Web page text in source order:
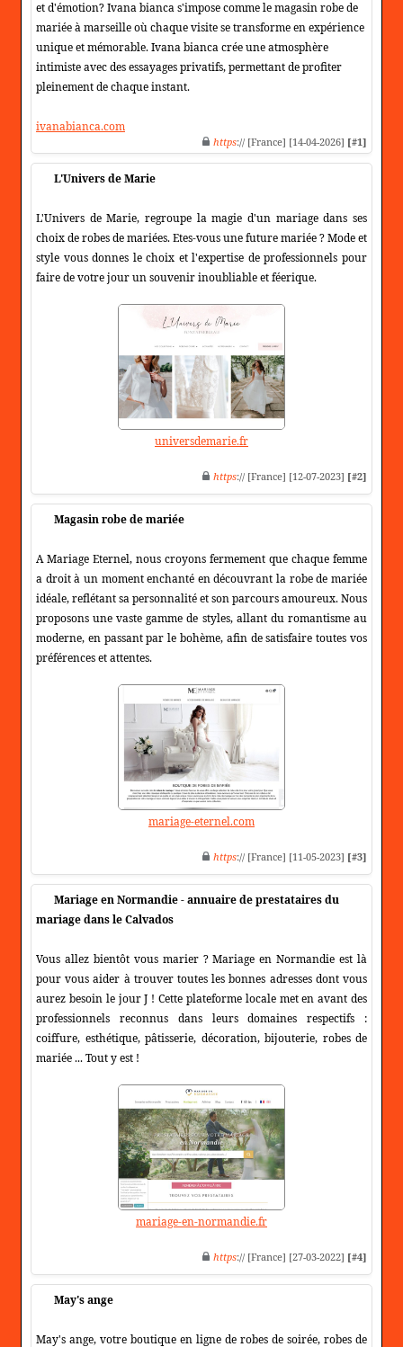
et d'émotion? Ivana bianca s'impose comme le magasin robe de
mariée à marseille où chaque visite se transforme en expérience
unique et mémorable. Ivana bianca crée une atmosphère
intimiste avec des essayages privatifs, permettant de profiter
pleinement de chaque instant.
ivanabianca.com
https:// [France] [14-04-2026] [#1]
L'Univers de Marie
L'Univers de Marie, regroupe la magie d'un mariage dans ses
choix de robes de mariées. Etes-vous une future mariée ? Mode et
style vous donnes le choix et l'expertise de professionnels pour
faire de votre jour un souvenir inoubliable et féerique.
universdemarie.fr
https:// [France] [12-07-2023] [#2]
Magasin robe de mariée
A Mariage Eternel, nous croyons fermement que chaque femme
a droit à un moment enchanté en découvrant la robe de mariée
idéale, reflétant sa personnalité et son parcours amoureux. Nous
proposons une vaste gamme de styles, allant du romantisme au
moderne, en passant par le bohème, afin de satisfaire toutes vos
préférences et attentes.
mariage-eternel.com
https:// [France] [11-05-2023] [#3]
Mariage en Normandie - annuaire de prestataires du
mariage dans le Calvados
Vous allez bientôt vous marier ? Mariage en Normandie est là
pour vous aider à trouver toutes les bonnes adresses dont vous
aurez besoin le jour J ! Cette plateforme locale met en avant des
professionnels reconnus dans leurs domaines respectifs :
coiffure, esthétique, pâtisserie, décoration, bijouterie, robes de
mariée ... Tout y est !
mariage-en-normandie.fr
https:// [France] [27-03-2022] [#4]
May's ange
May's ange, votre boutique en ligne de robes de soirée, robes de